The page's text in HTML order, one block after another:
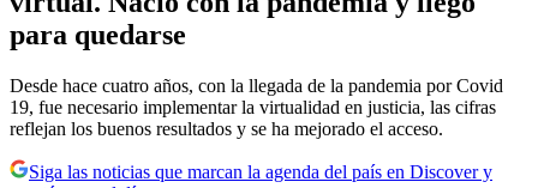
para quedarse
Desde hace cuatro años, con la llegada de la pandemia por Covid
19, fue necesario implementar la virtualidad en justicia, las cifras
reflejan los buenos resultados y se ha mejorado el acceso.
Siga las noticias que marcan la agenda del país en Discover y